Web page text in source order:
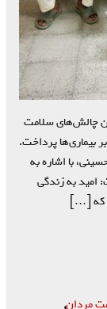
چالش‌های سلامت
بیماری‌ها پرداخت.
با اشاره به
به زندگی
مردان,